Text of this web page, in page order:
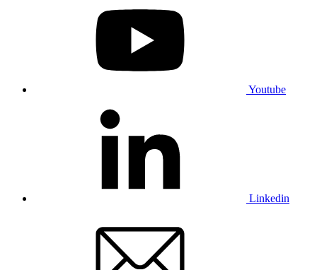
Youtube
Linkedin